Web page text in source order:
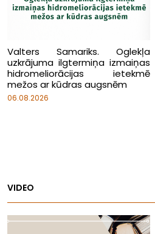
Valters Samariks. Oglekļa
uzkrājuma ilgtermiņa izmaiņas
hidromeliorācijas ietekmē
mežos ar kūdras augsnēm
06.08.2026
VIDEO